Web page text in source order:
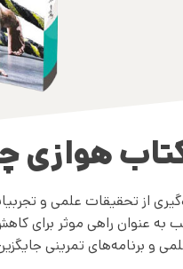
هوازی
از تحقیقات علمی و
به عنوان راهی موثر برای
و برنامه‌های تمرینی